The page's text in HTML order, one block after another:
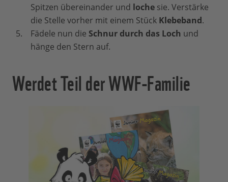
Spitzen übereinander und loche sie. Verstärke
die Stelle vorher mit einem Stück Klebeband.
Fädele nun die Schnur durch das Loch und
hänge den Stern auf.
Werdet Teil der WWF-Familie